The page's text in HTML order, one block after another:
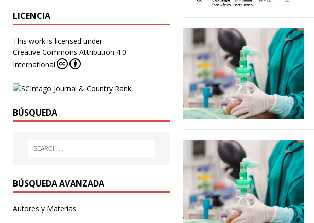
LICENCIA
This work is licensed under
Creative Commons Attribution 4.0
International
BÚSQUEDA
BÚSQUEDA AVANZADA
Autores y Materias